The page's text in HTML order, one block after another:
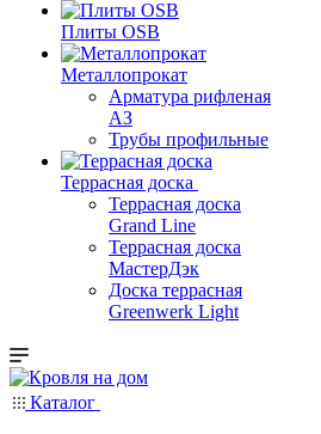
Плиты OSB
Металлопрокат
Арматура рифленая
АЗ
Трубы профильные
Террасная доска
Террасная доска
Grand Line
Террасная доска
МастерДэк
Доска террасная
Greenwerk Light
Каталог